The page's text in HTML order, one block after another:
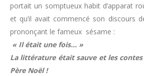
portait un somptueux habit d’apparat
et qu’il avait commencé son discours
prononçant le fameux sésame :
« Il était une fois… »
La littérature était sauve et les
Père Noël !